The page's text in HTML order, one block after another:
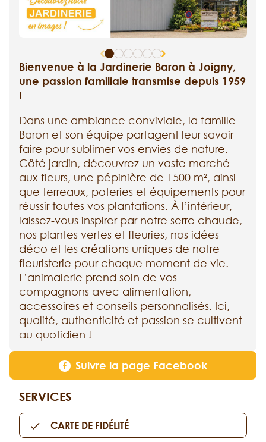
Bienvenue à la Jardinerie Baron à Joigny,
une passion familiale transmise depuis 1959
!
Dans une ambiance conviviale, la famille
Baron et son équipe partagent leur savoir-
faire pour sublimer vos envies de nature.
Côté jardin, découvrez un vaste marché
aux fleurs, une pépinière de 1500 m², ainsi
que terreaux, poteries et équipements pour
réussir toutes vos plantations. À l’intérieur,
laissez-vous inspirer par notre serre chaude,
nos plantes vertes et fleuries, nos idées
déco et les créations uniques de notre
fleuristerie pour chaque moment de vie.
L’animalerie prend soin de vos
compagnons avec alimentation,
accessoires et conseils personnalisés. Ici,
qualité, authenticité et passion se cultivent
au quotidien !
Suivre la page Facebook
SERVICES
CARTE DE FIDÉLITÉ